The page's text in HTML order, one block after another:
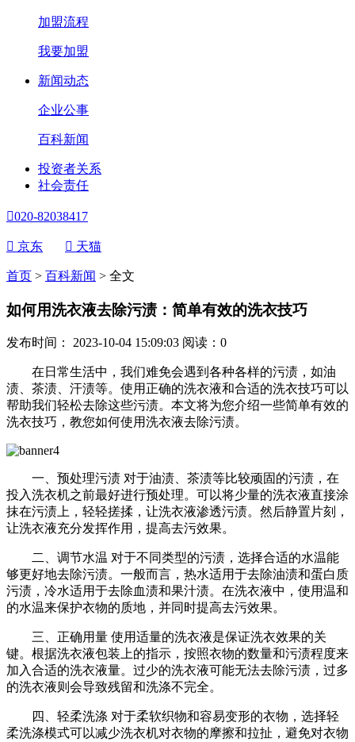
加盟流程
我要加盟
新闻动态
企业公事
百科新闻
投资者关系
社会责任
020-82038417
 京东  天猫
首页 > 百科新闻 > 全文
如何用洗衣液去除污渍：简单有效的洗衣技巧
发布时间： 2023-10-04 15:09:03 阅读： 0
在日常生活中，我们难免会遇到各种各样的污渍，如油
渍、茶渍、汗渍等。使用正确的洗衣液和合适的洗衣技巧可以
帮助我们轻松去除这些污渍。本文将为您介绍一些简单有效的
洗衣技巧，教您如何使用洗衣液去除污渍。
一、预处理污渍 对于油渍、茶渍等比较顽固的污渍，在
投入洗衣机之前最好进行预处理。可以将少量的洗衣液直接涂
抹在污渍上，轻轻搓揉，让洗衣液渗透污渍。然后静置片刻，
让洗衣液充分发挥作用，提高去污效果。
二、调节水温 对于不同类型的污渍，选择合适的水温能
够更好地去除污渍。一般而言，热水适用于去除油渍和蛋白质
污渍，冷水适用于去除血渍和果汁渍。在洗衣液中，使用温和
的水温来保护衣物的质地，并同时提高去污效果。
三、正确用量 使用适量的洗衣液是保证洗衣效果的关
键。根据洗衣液包装上的指示，按照衣物的数量和污渍程度来
加入合适的洗衣液量。过少的洗衣液可能无法去除污渍，过多
的洗衣液则会导致残留和洗涤不完全。
四、轻柔洗涤 对于柔软织物和容易变形的衣物，选择轻
柔洗涤模式可以减少洗衣机对衣物的摩擦和拉扯，避免对衣物